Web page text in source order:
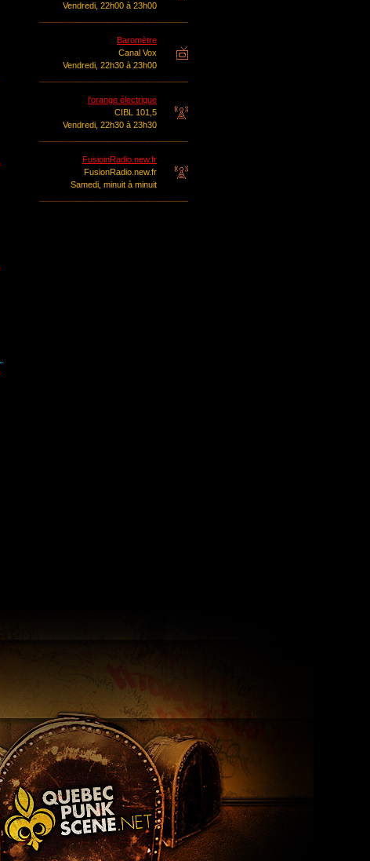
Vendredi, 22h00 à 23h00
Baromètre
Canal Vox
Vendredi, 22h30 à 23h00
l'orange électrique
CIBL 101,5
Vendredi, 22h30 à 23h30
FusioinRadio.new.fr
FusionRadio.new.fr
Samedi, minuit à minuit